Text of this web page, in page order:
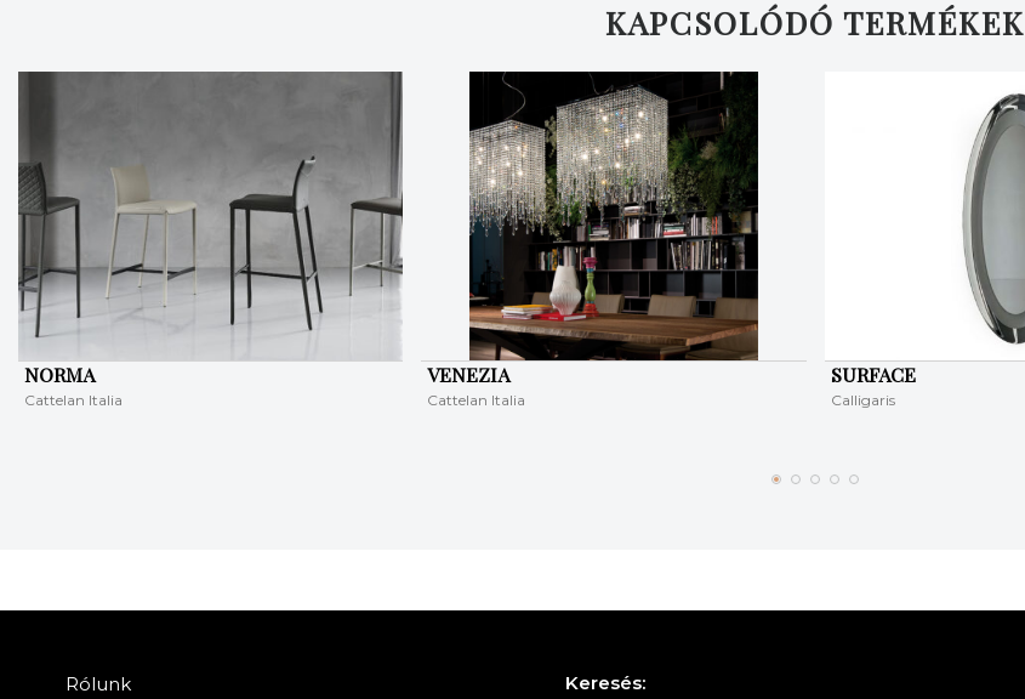
KAPCSOLÓDÓ TERMÉKEK
NORMA
Cattelan Italia
VENEZIA
Cattelan Italia
SURFACE
Calligaris
Rólunk Keresés: